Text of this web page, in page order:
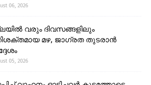
06, 2026
വരും ദിവസങ്ങളിലും
മഴ, ജാഗ്രത തുടരാൻ
05, 2026